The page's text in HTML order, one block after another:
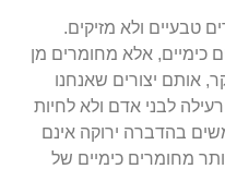
טבעיים ולא מזיקים.
כימיים, אלא מחומרים מן
אותם יצורים שאנחנו
לבני אדם ולא לחיות
בהדברה ירוקה אינם
מחומרים כימיים של